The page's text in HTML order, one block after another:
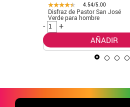
4.54/5.00
Disfraz de Pastor San José
Verde para hombre
-
+
AÑADIR